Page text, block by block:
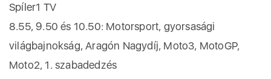
Spíler1 TV
8.55, 9.50 és 10.50: Motorsport, gyorsasági
világbajnokság, Aragón Nagydíj, Moto3, MotoGP,
Moto2, 1. szabadedzés